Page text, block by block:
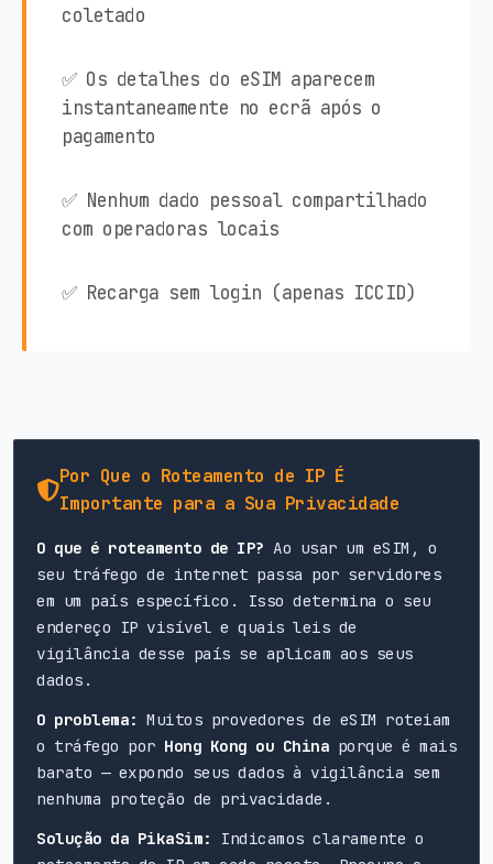
coletado
✅ Os detalhes do eSIM aparecem
instantaneamente no ecrã após o
pagamento
✅ Nenhum dado pessoal compartilhado
com operadoras locais
✅ Recarga sem login (apenas ICCID)
Por Que o Roteamento de IP É
Importante para a Sua Privacidade
O que é roteamento de IP? Ao usar um eSIM, o
seu tráfego de internet passa por servidores
em um país específico. Isso determina o seu
endereço IP visível e quais leis de
vigilância desse país se aplicam aos seus
dados.
O problema: Muitos provedores de eSIM roteiam
o tráfego por Hong Kong ou China porque é mais
barato — expondo seus dados à vigilância sem
nenhuma proteção de privacidade.
Solução da PikaSim:
Indicamos claramente o